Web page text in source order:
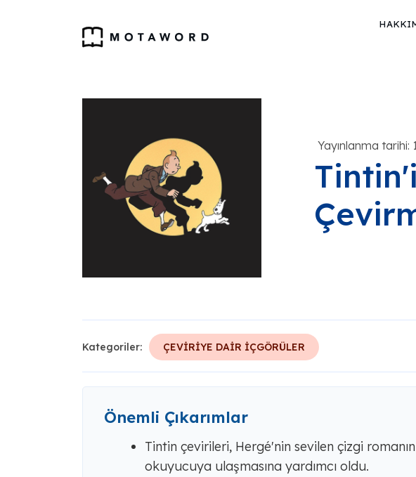
Yayınlanma tarihi:
Kategoriler: ÇEVİRİYE DAİR İÇGÖRÜLER
Önemli Çıkarımlar
Tintin çevirileri, Hergé'nin sevilen çizgi
okuyucuya ulaşmasına yardımcı oldu.